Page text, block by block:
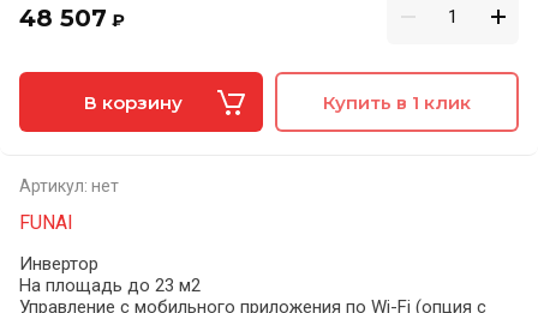
48 507 ₽
В корзину Купить в 1 клик
Артикул: нет
FUNAI
Инвертор
На площадь до 23 м2
Управление c мобильного приложения по Wi-Fi (опция с